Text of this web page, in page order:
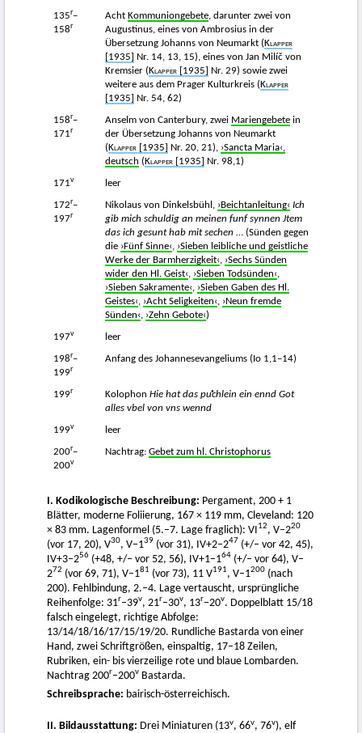
135r–
158r
Acht Kommuniongebete, darunter zwei von
Augustinus, eines von Ambrosius in der
Übersetzung Johanns von Neumarkt ( Klapper
[1935]
Nr. 14, 13, 15), eines von Jan Milíč von
Kremsier ( Klapper [1935]
Nr. 29) sowie zwei
weitere aus dem Prager Kulturkreis ( Klapper
[1935]
Nr. 54, 62)
158r–
171r
Anselm von Canterbury, zwei Mariengebete in
der Übersetzung Johanns von Neumarkt
( Klapper [1935] Nr. 20, 21), ›Sancta Maria‹,
deutsch ( Klapper [1935] Nr. 98,1)
171v leer
172r–
197r
Nikolaus von Dinkelsbühl, ›Beichtanleitung‹ Ich
gib mich schuldig an meinen funf synnen Jtem
das ich gesunt hab mit sechen … (Sünden gegen
die ›Fünf Sinne‹, ›Sieben leibliche und geistliche
Werke der Barmherzigkeit‹, ›Sechs Sünden
wider den Hl. Geist‹, ›Sieben Todsünden‹,
›Sieben Sakramente‹, ›Sieben Gaben des Hl.
Geistes‹, ›Acht Seligkeiten‹, ›Neun fremde
Sünden‹, ›Zehn Gebote‹)
197v leer
198r–
199r
Anfang des Johannesevangeliums (Io 1,1–14)
199r Kolophon Hie hat das puͤchlein ein ennd Got
alles vbel von vns wennd
199v leer
200r–
200v
Nachtrag: Gebet zum hl. Christophorus
I. Kodikologische Beschreibung: Pergament, 200 + 1
Blätter, moderne Foliierung, 167 × 119 mm, Cleveland: 120
× 83 mm. Lagenformel (5.–7. Lage fraglich): VI12, V–220
(vor 17, 20), V30, V–139 (vor 31), IV+2–247 (+/– vor 42, 45),
IV+3–256 (+48, +/– vor 52, 56), IV+1–164 (+/– vor 64), V–
272 (vor 69, 71), V–181 (vor 73), 11 V191, V–1200 (nach
200). Fehlbindung, 2.–4. Lage vertauscht, ursprüngliche
Reihenfolge: 31r–39v, 21r–30v, 13r–20v. Doppelblatt 15/18
falsch eingelegt, richtige Abfolge:
13/14/18/16/17/15/19/20. Rundliche Bastarda von einer
Hand, zwei Schriftgrößen, einspaltig, 17–18 Zeilen,
Rubriken, ein- bis vierzeilige rote und blaue Lombarden.
Nachtrag 200r–200v Bastarda.
Schreibsprache: bairisch-österreichisch.
II. Bildausstattung: Drei Miniaturen (13v, 66v, 76v), elf